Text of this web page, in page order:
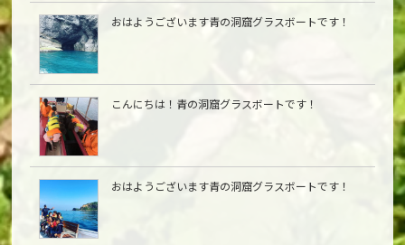
おはようございます青の洞窟グラスボートです！
こんにちは︎！青の洞窟グラスボートです！
おはようございます青の洞窟グラスボートです！